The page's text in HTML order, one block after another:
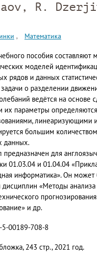
R.
Математика
пособия
моделей
рядов и данных
о разделении
ведётся на основе
их параметры
большим
данных.
предназначен для
01.03.04 и 01.04.04
информатика». Он
дисциплин «Методы
и др.
5-00189-708-8
243 стр., 2021 год.